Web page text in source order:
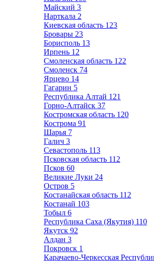
Майский 3
Нарткала 2
Киевская область 123
Бровары 23
Борисполь 13
Ирпень 12
Смоленская область 122
Смоленск 74
Ярцево 14
Гагарин 5
Республика Алтай 121
Горно-Алтайск 37
Костромская область 120
Кострома 91
Шарья 7
Галич 3
Севастополь 113
Псковская область 112
Псков 60
Великие Луки 24
Остров 5
Костанайская область 112
Костанай 103
Тобыл 6
Республика Саха (Якутия) 110
Якутск 92
Алдан 3
Покровск 1
Карачаево-Черкесская